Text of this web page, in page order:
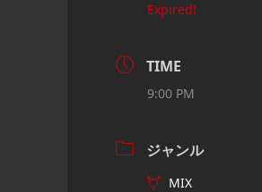
Expired!
TIME
9:00 PM
ジャンル
MIX